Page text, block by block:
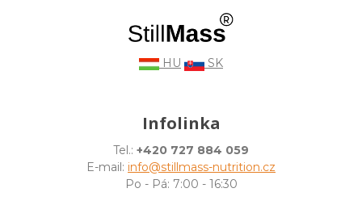
HU SK
Infolinka
Tel.: +420 727 884 059
E-mail: info@stillmass-nutrition.cz
Po - Pá: 7:00 - 16:30